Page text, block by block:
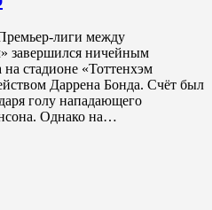
лиги между
завершился ничейным
стадионе «Тоттенхэм
Даррена Бонда. Счёт был
голу нападающего
Однако на…